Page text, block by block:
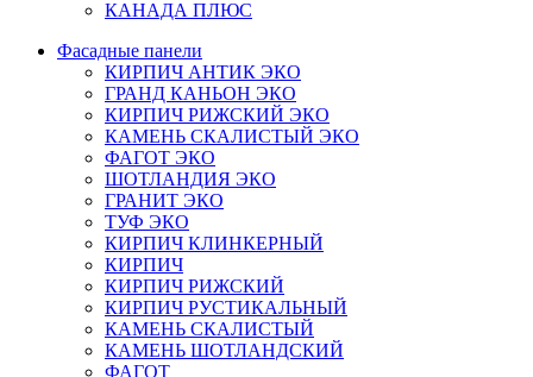
КАНАДА ПЛЮС
Фасадные панели
КИРПИЧ АНТИК ЭКО
ГРАНД КАНЬОН ЭКО
КИРПИЧ РИЖСКИЙ ЭКО
КАМЕНЬ СКАЛИСТЫЙ ЭКО
ФАГОТ ЭКО
ШОТЛАНДИЯ ЭКО
ГРАНИТ ЭКО
ТУФ ЭКО
КИРПИЧ КЛИНКЕРНЫЙ
КИРПИЧ
КИРПИЧ РИЖСКИЙ
КИРПИЧ РУСТИКАЛЬНЫЙ
КАМЕНЬ СКАЛИСТЫЙ
КАМЕНЬ ШОТЛАНДСКИЙ
ФАГОТ